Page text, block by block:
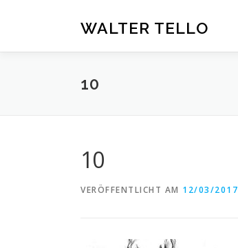
WALTER TELLO
10
10
VERÖFFENTLICHT AM 12/03/2017